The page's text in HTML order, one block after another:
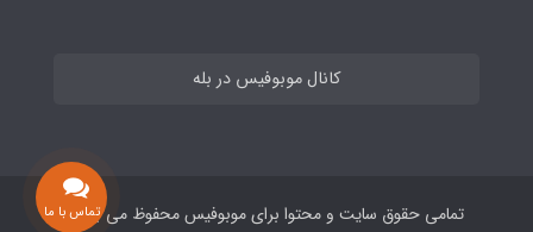
کانال موبوفیس در بله
تمامی حقوق سایت و محتوا برای موبوفیس محفوظ می باشد